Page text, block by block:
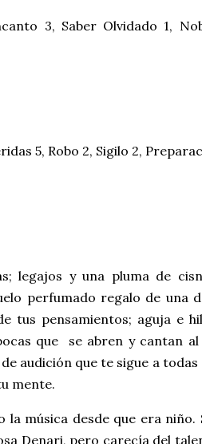
3, Saber Olvidado 1,
5, Robo 2, Sigilo 2,
legajos y una pluma de
perfumado regalo de una
tus pensamientos; aguja e
que se abren y cantan
audición que te sigue a todas
mente.
música desde que era niño.
Denari, pero carecía del